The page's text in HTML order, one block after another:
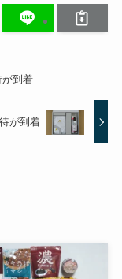
が到着
が到着